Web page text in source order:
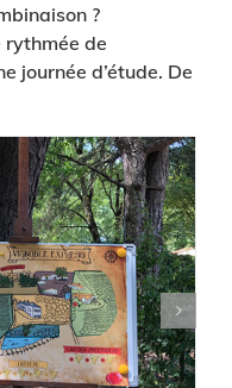
?
rythmée de
journée d’étude. De